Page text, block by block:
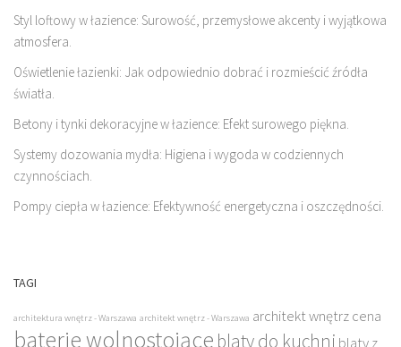
Styl loftowy w łazience: Surowość, przemysłowe akcenty i wyjątkowa
atmosfera.
Oświetlenie łazienki: Jak odpowiednio dobrać i rozmieścić źródła
światła.
Betony i tynki dekoracyjne w łazience: Efekt surowego piękna.
Systemy dozowania mydła: Higiena i wygoda w codziennych
czynnościach.
Pompy ciepła w łazience: Efektywność energetyczna i oszczędności.
TAGI
architektura wnętrz - Warszawa architekt wnętrz - Warszawa architekt wnętrz cena
baterie wolnostojące blaty do kuchni